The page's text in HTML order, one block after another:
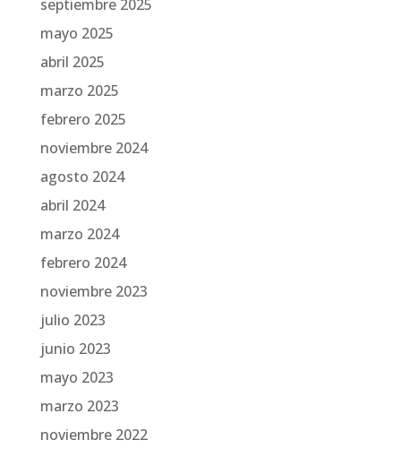
septiembre 2025
mayo 2025
abril 2025
marzo 2025
febrero 2025
noviembre 2024
agosto 2024
abril 2024
marzo 2024
febrero 2024
noviembre 2023
julio 2023
junio 2023
mayo 2023
marzo 2023
noviembre 2022